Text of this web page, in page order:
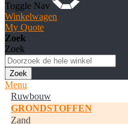
Toggle Nav
Winkelwagen
My Quote
Zoek
Zoek
Zoek
Menu
Ruwbouw
GRONDSTOFFEN
Zand